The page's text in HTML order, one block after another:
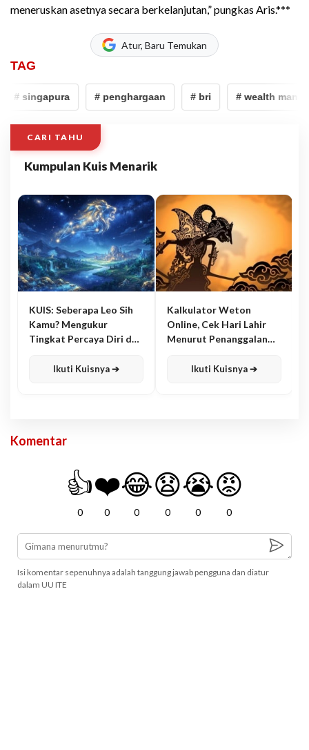
meneruskan asetnya secara berkelanjutan,” pungkas Aris.***
Atur, Baru Temukan
TAG
# singapura # penghargaan # bri # wealth
CARI TAHU
Kumpulan Kuis Menarik
KUIS: Seberapa Leo Sih
Kamu? Mengukur
Tingkat Percaya Diri dan
Ikuti Kuisnya ➔
Kalkulator Weton
Online, Cek Hari Lahir
Menurut Penanggalan
Ikuti Kuisnya ➔
Komentar
👍
0
❤️
0
😂
0
😧
0
😭
0
😡
0
Isi komentar sepenuhnya adalah tanggung jawab pengguna dan diatur
dalam UU ITE